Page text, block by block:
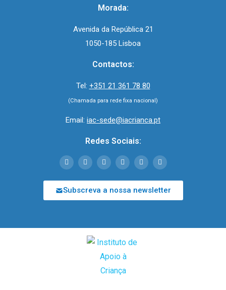
Morada:
Avenida da República 21
1050-185 Lisboa
Contactos:
Tel: +351 21 361 78 80
(Chamada para rede fixa nacional)
Email: iac-sede@iacrianca.pt
Redes Sociais:
Subscreva a nossa newsletter